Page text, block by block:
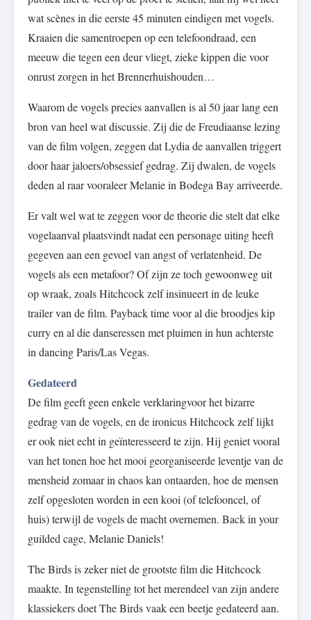
wat scènes in die eerste 45 minuten eindigen met vogels.
Kraaien die samentroepen op een telefoondraad, een
meeuw die tegen een deur vliegt, zieke kippen die voor
onrust zorgen in het Brennerhuishouden…
Waarom de vogels precies aanvallen is al 50 jaar lang een
bron van heel wat discussie. Zij die de Freudiaanse lezing
van de film volgen, zeggen dat Lydia de aanvallen triggert
door haar jaloers/obsessief gedrag. Zij dwalen, de vogels
deden al raar vooraleer Melanie in Bodega Bay arriveerde.
Er valt wel wat te zeggen voor de theorie die stelt dat elke
vogelaanval plaatsvindt nadat een personage uiting heeft
gegeven aan een gevoel van angst of verlatenheid. De
vogels als een metafoor? Of zijn ze toch gewoonweg uit
op wraak, zoals Hitchcock zelf insinueert in de leuke
trailer van de film. Payback time voor al die broodjes kip
curry en al die danseressen met pluimen in hun achterste
in dancing Paris/Las Vegas.
Gedateerd
De film geeft geen enkele verklaringvoor het bizarre
gedrag van de vogels, en de ironicus Hitchcock zelf lijkt
er ook niet echt in geïnteresseerd te zijn. Hij geniet vooral
van het tonen hoe het mooi georganiseerde leventje van de
mensheid zomaar in chaos kan ontaarden, hoe de mensen
zelf opgesloten worden in een kooi (of telefooncel, of
huis) terwijl de vogels de macht overnemen. Back in your
guilded cage, Melanie Daniels!
The Birds is zeker niet de grootste film die Hitchcock
maakte. In tegenstelling tot het merendeel van zijn andere
klassiekers doet The Birds vaak een beetje gedateerd aan.